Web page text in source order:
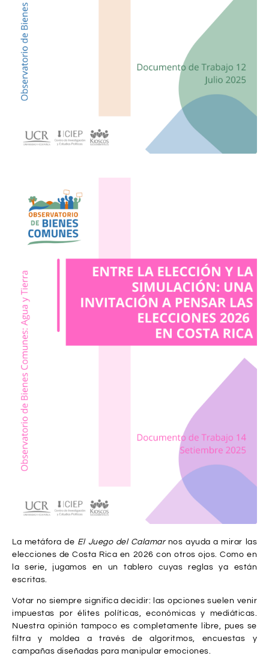
La metáfora de El Juego del Calamarnos ayuda a mirar las
elecciones de Costa Rica en 2026 con otros ojos. Como en
la serie, jugamos en un tablero cuyas reglas ya están
escritas.
Votar no siempre significa decidir: las opciones suelen venir
impuestas por élites políticas, económicas y mediáticas.
Nuestra opinión tampoco es completamente libre, pues se
filtra y moldea a través de algoritmos, encuestas y
campañas diseñadas para manipular emociones.